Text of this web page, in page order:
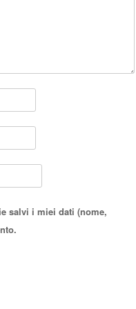
salvi i miei dati (nome,